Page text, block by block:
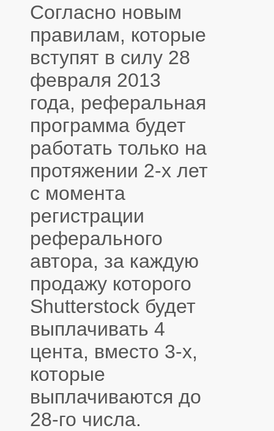
Согласно новым
правилам, которые
вступят в силу 28
февраля 2013
года, реферальная
программа будет
работать только на
протяжении 2-х лет
с момента
регистрации
реферального
автора, за каждую
продажу которого
Shutterstock будет
выплачивать 4
цента, вместо 3-х,
которые
выплачиваются до
28-го числа.